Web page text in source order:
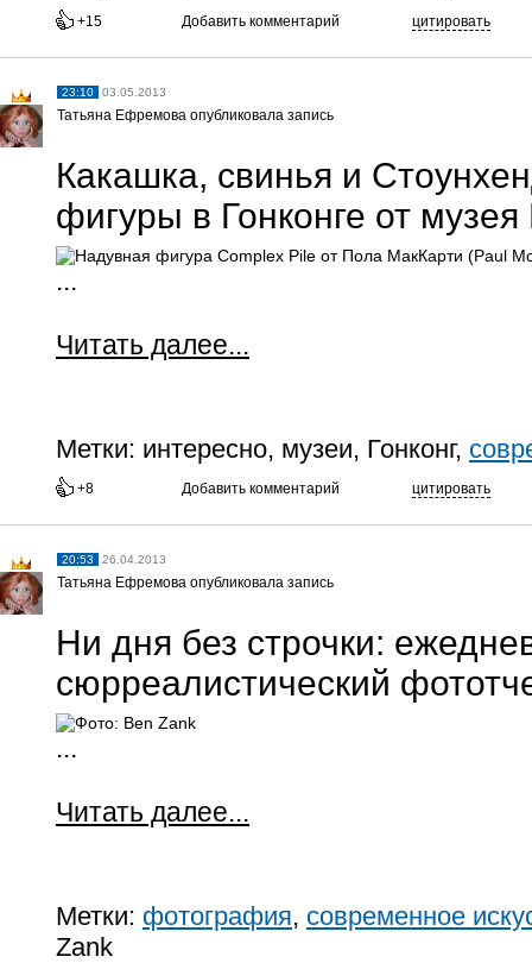
+15 Добавить комментарий цитировать
23:10 03.05.2013
Татьяна Ефремова опубликовала запись
Какашка, свинья и
фигуры в Гонконге от музея
...
Читать далее...
Метки: интересно, музеи, Гонконг,
+8 Добавить комментарий цитировать
20:53 26.04.2013
Татьяна Ефремова опубликовала запись
Ни дня без строчки:
сюрреалистический
...
Читать далее...
Метки: фотография, современное
Zank